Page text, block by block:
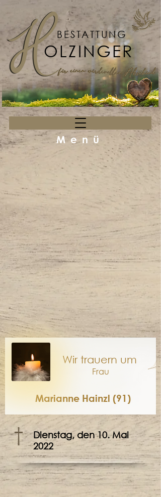
Menü
BESTATTUNG
OLZINGER
Wir trauern um
Marianne Hainzl (91)
Frau
Dienstag, den 10. Mai
2022
†